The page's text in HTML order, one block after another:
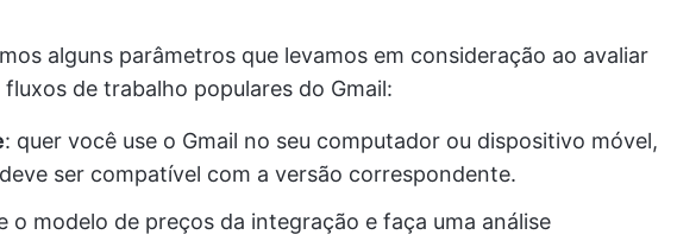
alguns parâmetros que levamos em consideração ao avaliar
de trabalho populares do Gmail:
: quer você use o Gmail no seu computador ou dispositivo móvel,
ser compatível com a versão correspondente.
o modelo de preços da integração e faça uma análise